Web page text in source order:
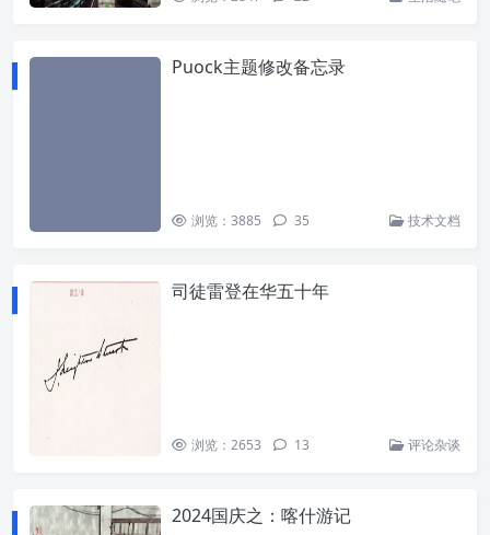
Puock主题修改备忘录
浏览：3885 35 技术文档
司徒雷登在华五十年
浏览：2653 13 评论杂谈
2024国庆之：喀什游记